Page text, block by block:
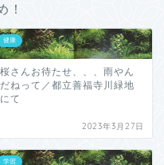
！
健康
桜さんお待たせ、、、雨やん
だねって／都立善福寺川緑地
にて
2023年3月27日
学習